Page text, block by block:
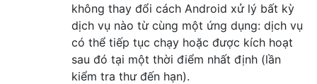
không thay đổi cách Android xử lý bất kỳ
dịch vụ nào từ cùng một ứng dụng: dịch vụ
có thể tiếp tục chạy hoặc được kích hoạt
sau đó tại một thời điểm nhất định (lần
kiểm tra thư đến hạn).